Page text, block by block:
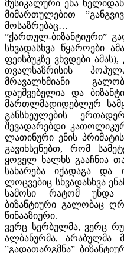
მუსიკალური ენა
მიმართულებით
მოსაზრებაც…
”ქართულ-ბიზანტიური”
სხვადასხვა წყაროები
ფეისბუკზე ვხვდები
თვალსაზრისის
მრავალხმიანი
დაუშვებელია და
მართლმადიდებლურ
განსხეულების
შევადარებდი
ლათინური ენის
გავიხსენებთ, რომ
ყოველ ხალხს გააჩნია
სახარება იქადაგა და
ლოცვებიც სხვადასხვა
სამოსი რატომ უნდა
ბიზანტიური გალობაც
წინააზიური.
ვერც სერბულმა, ვერც
ალბანურმა, არაბულმა
”გადათარგმნა”